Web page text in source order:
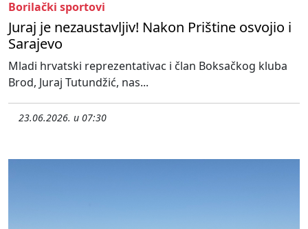
Borilački sportovi
Juraj je nezaustavljiv! Nakon Prištine osvojio i
Sarajevo
Mladi hrvatski reprezentativac i član Boksačkog kluba
Brod, Juraj Tutundžić, nas...
23.06.2026. u 07:30